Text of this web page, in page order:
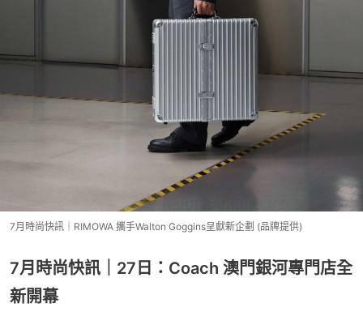
7月時尚快訊｜RIMOWA 攜手Walton Goggins呈獻新企劃 (品牌提供)
7月時尚快訊｜27日：Coach 澳門銀河專門店全
新開幕